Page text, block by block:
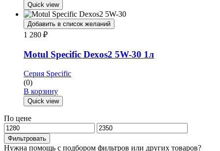
Quick view
Добавить в список желаний
1 280 ₽
Motul Specific Dexos2 5W-30 1л
Серия Specific
(0)
В корзину
Quick view
По цене
Минимальная
цена
Максимальная
цена
Фильтровать
Нужна помощь с подбором фильтров или других товаров?